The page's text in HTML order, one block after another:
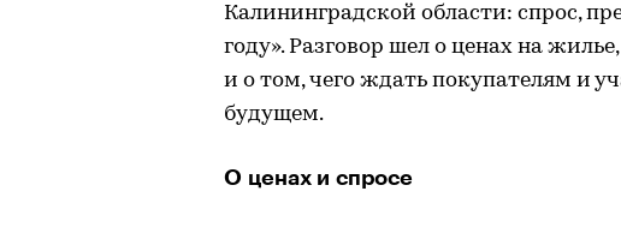
Калининградской области: спрос,
году». Разговор шел о ценах на
и о том, чего ждать покупателям и
будущем.
О ценах и спросе